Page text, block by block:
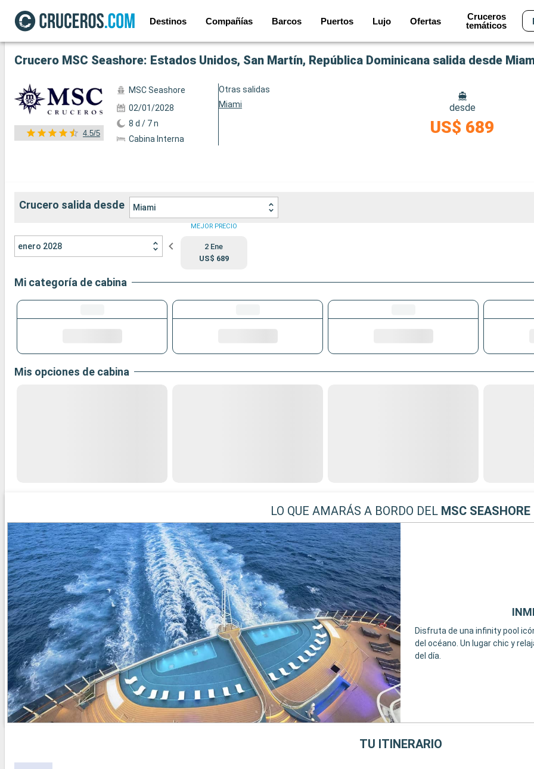
Destinos Compañías Barcos Puertos Lujo Ofertas
Cruceros
temáticos
Ver las 89 fotos siguientes
Crucero MSC Seashore: Estados Unidos, San Martín, República Dominicana salida desde
4.5/5
MSC Seashore
02/01/2028
8 d / 7 n
Cabina Interna
Otras salidas
Miami
desde
US$ 689
Crucero salida desde Miami
enero 2028
MEJOR PRECIO
2 Ene
US$ 689
Mi categoría de cabina
Mis opciones de cabina
LO QUE AMARÁS A BORDO DEL MSC SEASHORE
Disfruta de una infinity pool
del océano. Un lugar chic y
del día.
TU ITINERARIO